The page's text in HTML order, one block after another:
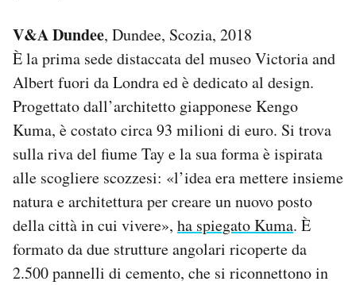
V&A Dundee, Dundee, Scozia, 2018
È la prima sede distaccata del museo Victoria and
Albert fuori da Londra ed è dedicato al design.
Progettato dall’architetto giapponese Kengo
Kuma, è costato circa 93 milioni di euro. Si trova
sulla riva del fiume Tay e la sua forma è ispirata
alle scogliere scozzesi: «l’idea era mettere insieme
natura e architettura per creare un nuovo posto
della città in cui vivere», ha spiegato Kuma. È
formato da due strutture angolari ricoperte da
2.500 pannelli di cemento, che si riconnettono in